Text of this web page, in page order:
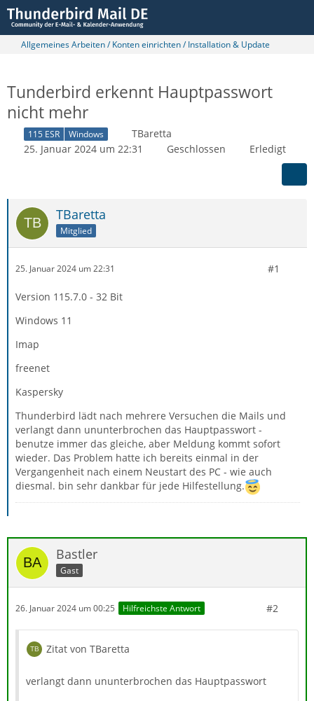
Allgemeines Arbeiten / Konten einrichten / Installation & Update
Tunderbird erkennt Hauptpasswort
nicht mehr
115 ESR Windows
TBaretta
25. Januar 2024 um 22:31
Geschlossen Erledigt
TBaretta
Mitglied
25. Januar 2024 um 22:31 #1
Version 115.7.0 - 32 Bit
Windows 11
Imap
freenet
Kaspersky
Thunderbird lädt nach mehrere Versuchen die Mails und
verlangt dann ununterbrochen das Hauptpasswort -
benutze immer das gleiche, aber Meldung kommt sofort
wieder. Das Problem hatte ich bereits einmal in der
Vergangenheit nach einem Neustart des PC - wie auch
diesmal. bin sehr dankbar für jede Hilfestellung.
Bastler
Gast
26. Januar 2024 um 00:25 Hilfreichste Antwort #2
Zitat von TBaretta
verlangt dann ununterbrochen das Hauptpasswort